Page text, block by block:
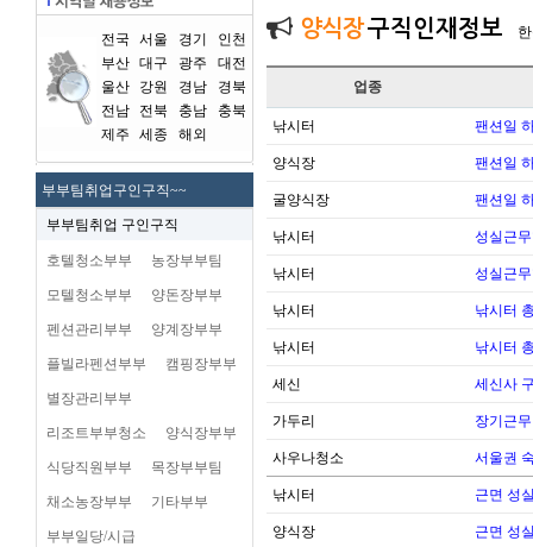
전국 서울 경기
인천
부산 대구 광주
대전
울산
강원 경남
경북
전남
전북 충남
충북
제주
세종 해외
부부팀취업구인구직~~
부부팀취업 구인구직
호텔청소부부 농장부부팀
모텔청소부부 양돈장부부
펜션관리부부 양계장부부
플빌라펜션부부 캠핑장부부
별장관리부부
리조트부부청소 양식장부부
식당직원부부 목장부부팀
채소농장부부 기타부부
부부일당/시급
양식장구직인재정보
업종
낚시터 팬션일
양식장 팬션일
굴양식장 팬션일
낚시터 성실근
낚시터 성실근
낚시터 낚시터
낚시터 낚시터
세신 세신사
가두리 장기근무
사우나청소 서울권
낚시터 근면 성
양식장 근면 성